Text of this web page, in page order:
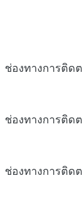
ช่องทางการติด
ช่องทางการติด
ช่องทางการติด